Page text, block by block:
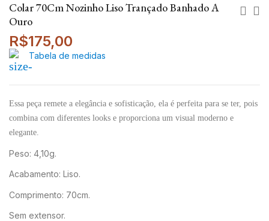
Colar 70Cm Nozinho Liso Trançado Banhado A
Ouro
R$175,00
Tabela de medidas
Essa peça remete a elegância e sofisticação, ela é perfeita para se ter, pois
combina com diferentes looks e proporciona um visual moderno e
elegante.
Peso: 4,10g.
Acabamento: Liso.
Comprimento: 70cm.
Sem extensor.